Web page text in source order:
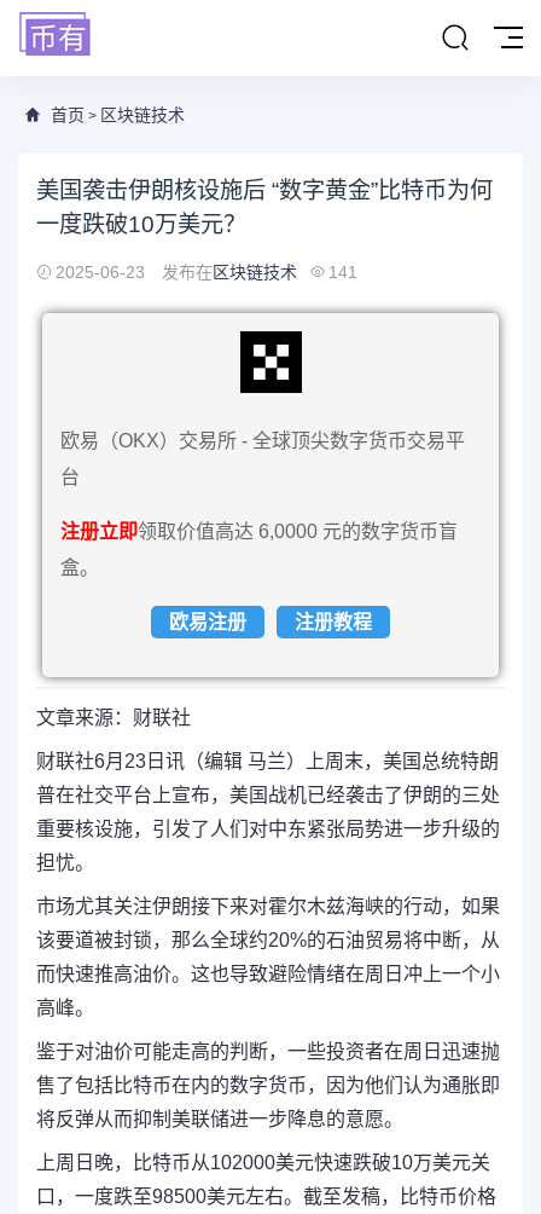
首页 > 区块链技术
美国袭击伊朗核设施后 “数字黄金”比特币为何
一度跌破10万美元？
2025-06-23 发布在区块链技术 141
欧易（OKX）交易所 - 全球顶尖数字货币交易平
台
注册立即领取价值高达 6,0000 元的数字货币盲
盒。
欧易注册 注册教程
文章来源：财联社
财联社6月23日讯（编辑 马兰）
上周末，美国总统特朗
普在社交平台上宣布，美国战机已经袭击了伊朗的三处
重要核设施，引发了人们对中东紧张局势进一步升级的
担忧。
市场尤其关注伊朗接下来对霍尔木兹海峡的行动，如果
该要道被封锁，那么全球约20%的石油贸易将中断，从
而快速推高油价。这也导致避险情绪在周日冲上一个小
高峰。
鉴于对油价可能走高的判断，一些投资者在周日迅速抛
售了包括比特币在内的数字货币，因为他们认为通胀即
将反弹从而抑制美联储进一步降息的意愿。
上周日晚，比特币从102000美元快速跌破10万美元关
口，一度跌至98500美元左右。截至发稿，比特币价格